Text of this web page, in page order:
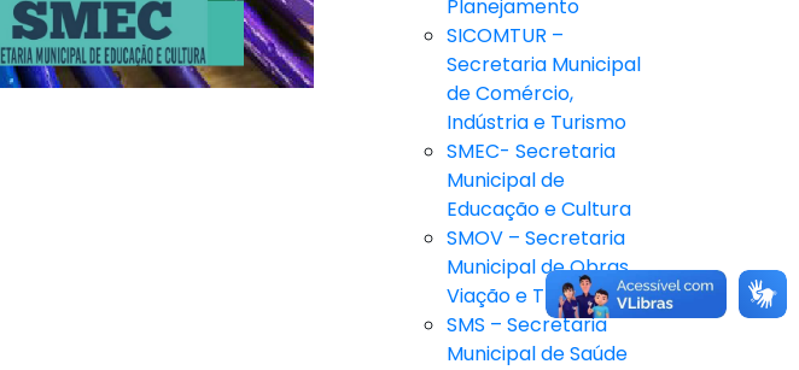
Planejamento
SICOMTUR –
Secretaria Municipal
de Comércio,
Indústria e Turismo
SMEC- Secretaria
Municipal de
Educação e Cultura
SMOV – Secretaria
Municipal de Obras,
Viação e Trânsito
SMS – Secretaria
Municipal de Saúde